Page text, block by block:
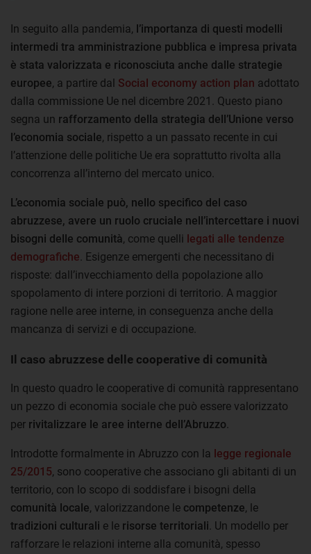
In seguito alla pandemia, l’importanza di questi modelli
intermedi tra amministrazione pubblica e impresa privata
è stata valorizzata e riconosciuta anche dalle strategie
europee, a partire dal Social economy action plan adottato
dalla commissione Ue nel dicembre 2021. Questo piano
segna un rafforzamento della strategia dell’Unione verso
l’economia sociale, rispetto a un passato recente in cui
l’attenzione delle politiche Ue era soprattutto rivolta alla
concorrenza all’interno del mercato unico.
L’economia sociale può, nello specifico del caso
abruzzese, avere un ruolo cruciale nell’intercettare i nuovi
bisogni delle comunità, come quelli legati alle tendenze
demografiche . Esigenze emergenti che necessitano di
risposte: dall’invecchiamento della popolazione allo
spopolamento di intere porzioni di territorio. A maggior
ragione nelle aree interne, in conseguenza anche della
mancanza di servizi e di occupazione.
Il caso abruzzese delle cooperative di comunità
In questo quadro le cooperative di comunità rappresentano
un pezzo di economia sociale che può essere valorizzato
per rivitalizzare le aree interne dell’Abruzzo
Introdotte formalmente in Abruzzo con la legge regionale
25/2015, sono cooperative che associano gli abitanti di un
territorio, con lo scopo di soddisfare i bisogni della
comunità locale, valorizzandone le competenze, le
tradizioni culturali e le risorse territoriali . Un modello per
rafforzare le relazioni interne alla comunità, spesso